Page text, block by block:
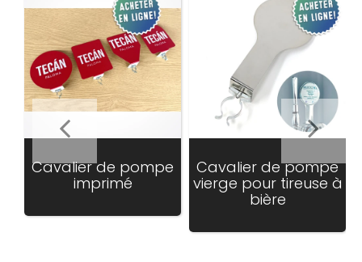
Cavalier de pompe
imprimé
missing:
fr.products.product.regular_price
Cavalier de pompe
vierge pour tireuse à
bière